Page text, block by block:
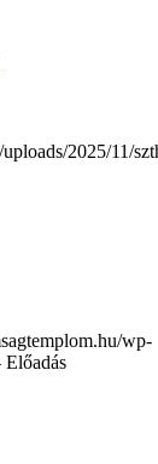
2025/11/
wp-
Előadás